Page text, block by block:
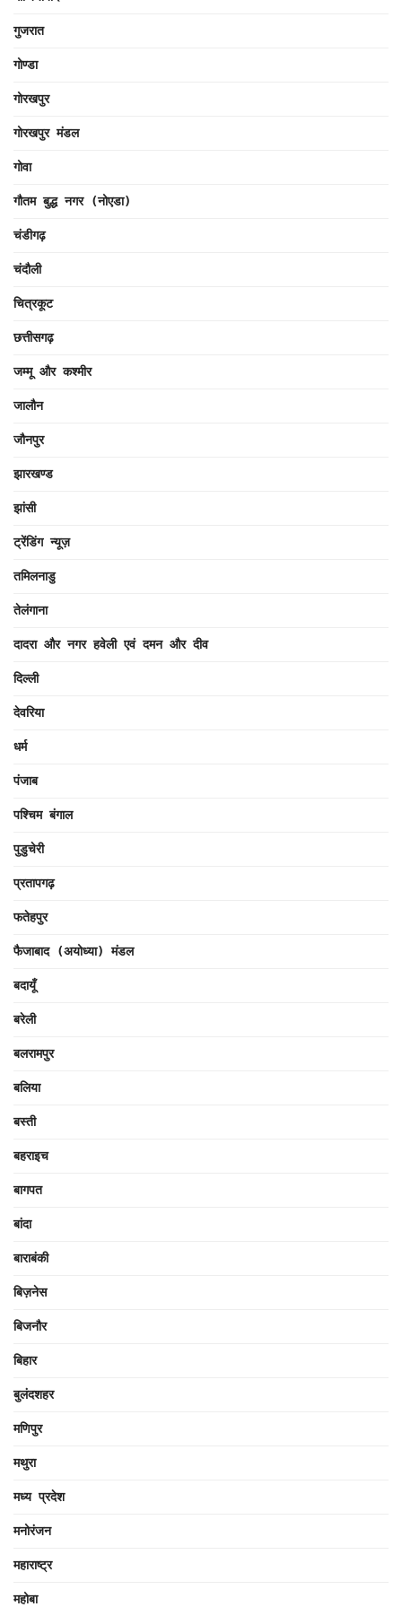
गुजरात
गोण्डा
गोरखपुर
गोरखपुर मंडल
गोवा
गौतम बुद्ध नगर (नोएडा)
चंडीगढ़
चंदौली
चित्रकूट
छत्तीसगढ़
जम्मू और कश्मीर
जालौन
जौनपुर
झारखण्ड
झांसी
ट्रेंडिंग न्यूज़
तमिलनाडु
तेलंगाना
दादरा और नगर हवेली एवं दमन और दीव
दिल्ली
देवरिया
धर्म
पंजाब
पश्चिम बंगाल
पुडुचेरी
प्रतापगढ़
फतेहपुर
फैजाबाद (अयोध्या) मंडल
बदायूँ
बरेली
बलरामपुर
बलिया
बस्ती
बहराइच
बागपत
बांदा
बाराबंकी
बिज़नेस
बिजनौर
बिहार
बुलंदशहर
मणिपुर
मथुरा
मध्य प्रदेश
मनोरंजन
महाराष्ट्र
महोबा